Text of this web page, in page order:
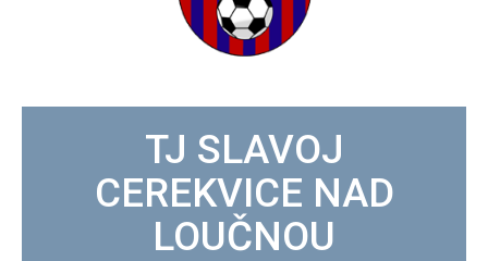
TJ SLAVOJ
CEREKVICE NAD
LOUČNOU